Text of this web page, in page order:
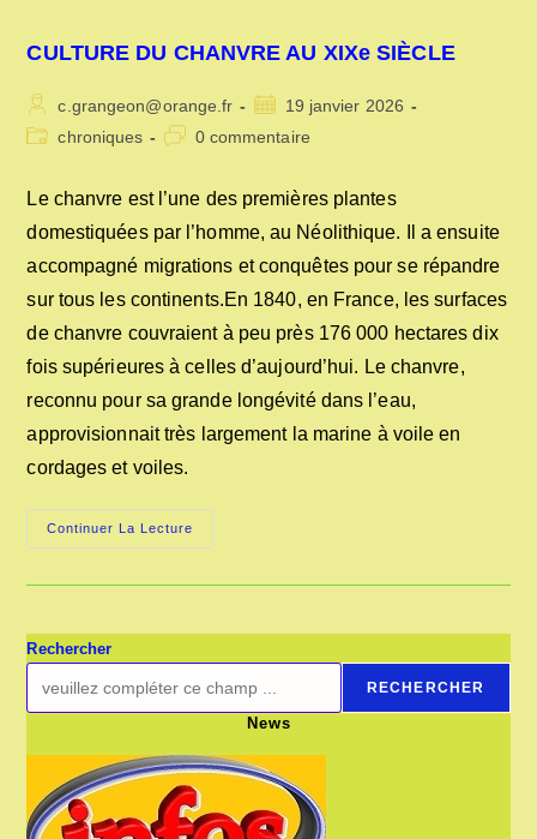
CULTURE DU CHANVRE AU XIXe SIÈCLE
Auteur/autrice
de
c.grangeon@orange.fr
Publication
publiée :
19 janvier 2026
Postchroniques
Commentaires
publication :
0 commentaire
Le chanvre est l’une des premières plantes
domestiquées par l’homme, au Néolithique. Il a ensuite
accompagné migrations et conquêtes pour se répandre
sur tous les continents.En 1840, en France, les surfaces
de chanvre couvraient à peu près 176 000 hectares dix
fois supérieures à celles d’aujourd’hui. Le chanvre,
reconnu pour sa grande longévité dans l’eau,
approvisionnait très largement la marine à voile en
cordages et voiles.
Continuer La Lecture
DU
Rechercher
RECHERCHER
News